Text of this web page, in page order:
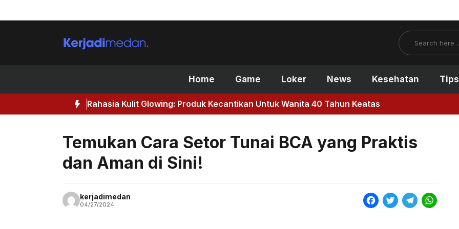
to
Search
Home Game Loker News Kesehatan Tips
Rahasia Kulit Glowing: Produk Kecantikan Untuk Wanita 40 Tahun Keatas
Temukan Cara Setor Tunai BCA yang Praktis
dan Aman di Sini!
kerjadimedan
04/27/2024
F
T
T
W